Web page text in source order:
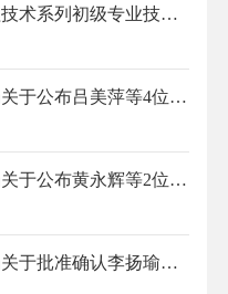
术职务任职资格评审结果的公示
学幼儿园正高级教师职务任职资格的通知
建专业高级工程师职务任职资格的通知
志初级专业技术职务任职资格的通知